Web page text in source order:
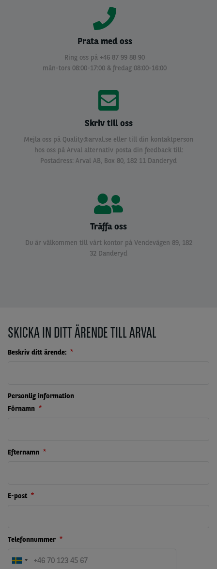
Prata med oss
Ring oss på +46 87 99 88 90
mån-tors 08:00-17:00 & fredag 08:00-16:00
Skriv till oss
Mejla oss på Quality@arval.se eller till din kontaktperson
hos oss på Arval alternativ posta din feedback till:
Postadress: Arval AB, Box 80, 182 11 Danderyd
Träffa oss
Du är välkommen till vårt kontor på Vendevägen 89, 182
32 Danderyd
SKICKA IN DITT ÄRENDE TILL ARVAL
Beskriv ditt ärende:
Personlig information
Förnamn
Efternamn
E-post
Telefonnummer